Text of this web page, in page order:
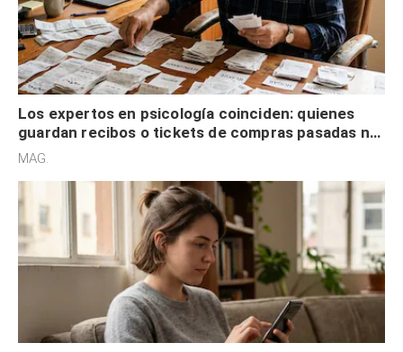
Los expertos en psicología coinciden: quienes
guardan recibos o tickets de compras pasadas no
son acumuladores, sino que tienen necesidad de
MAG.